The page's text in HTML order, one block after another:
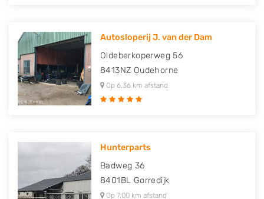
Autosloperij J. van der Dam
Oldeberkoperweg 56
8413NZ Oudehorne
Op 6,36 km afstand
Hunterparts
Badweg 36
8401BL Gorredijk
Op 7,00 km afstand